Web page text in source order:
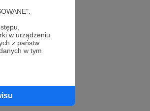
w urządzeniu
z państw
w tym